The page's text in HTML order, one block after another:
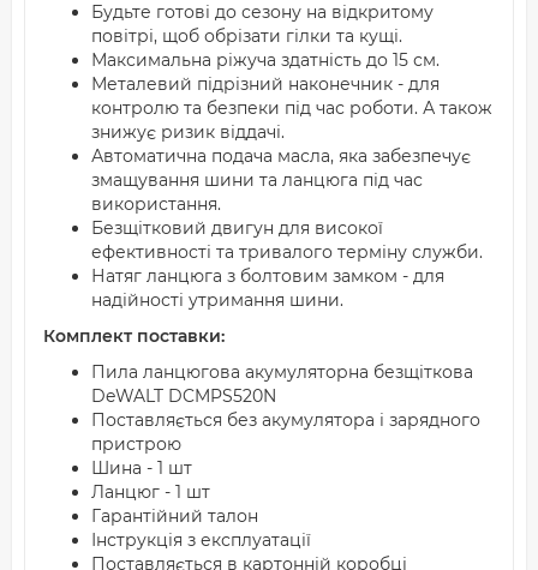
Будьте готові до сезону на відкритому
повітрі, щоб обрізати гілки та кущі.
Максимальна ріжуча здатність до 15 см.
Металевий підрізний наконечник - для
контролю та безпеки під час роботи. А також
знижує ризик віддачі.
Автоматична подача масла, яка забезпечує
змащування шини та ланцюга під час
використання.
Безщітковий двигун для високої
ефективності та тривалого терміну служби.
Натяг ланцюга з болтовим замком - для
надійності утримання шини.
Комплект поставки:
Пила ланцюгова акумуляторна безщіткова
DeWALT DCMPS520N
Поставляється без акумулятора і зарядного
пристрою
Шина - 1 шт
Ланцюг - 1 шт
Гарантійний талон
Інструкція з експлуатації
Поставляється в картонній коробці